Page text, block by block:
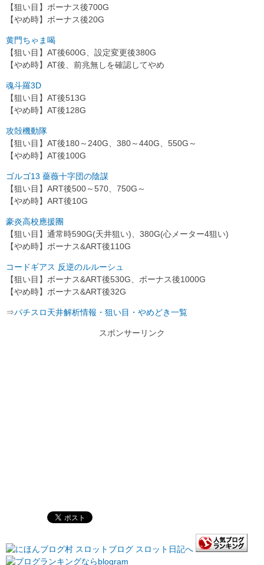
【狙い目】ボーナス後700G
【やめ時】ボーナス後20G
黄門ちゃま喝
【狙い目】AT後600G、設定変更後380G
【やめ時】AT後、前兆無しを確認してやめ
魂斗羅3D
【狙い目】AT後513G
【やめ時】AT後128G
攻殻機動隊
【狙い目】AT後180～240G、380～440G、550G～
【やめ時】AT後100G
ゴルゴ13 薔薇十字団の陰謀
【狙い目】ART後500～570、750G～
【やめ時】ART後10G
豪炎高校應援團
【狙い目】通常時590G(天井狙い)、380G(心メーター4狙い)
【やめ時】ボーナス&ART後110G
コードギアス 反逆のルルーシュ
【狙い目】ボーナス&ART後530G、ボーナス後1000G
【やめ時】ボーナス&ART後32G
⇒パチスロ天井解析情報・狙い目・やめどき一覧
スポンサーリンク